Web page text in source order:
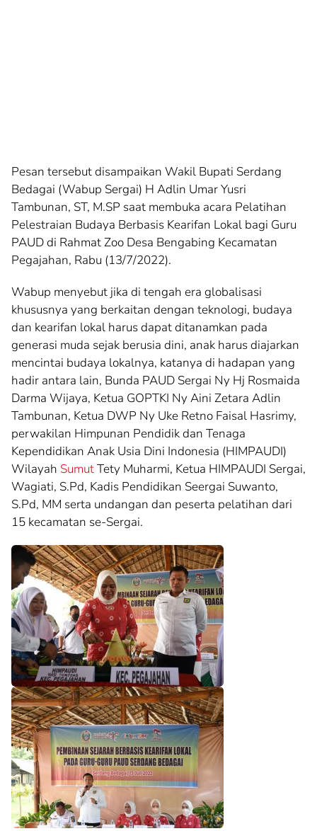
Pesan tersebut disampaikan Wakil Bupati Serdang
Bedagai (Wabup Sergai) H Adlin Umar Yusri
Tambunan, ST, M.SP saat membuka acara Pelatihan
Pelestraian Budaya Berbasis Kearifan Lokal bagi Guru
PAUD di Rahmat Zoo Desa Bengabing Kecamatan
Pegajahan, Rabu (13/7/2022).
Wabup menyebut jika di tengah era globalisasi
khususnya yang berkaitan dengan teknologi, budaya
dan kearifan lokal harus dapat ditanamkan pada
generasi muda sejak berusia dini, anak harus diajarkan
mencintai budaya lokalnya, katanya di hadapan yang
hadir antara lain, Bunda PAUD Sergai Ny Hj Rosmaida
Darma Wijaya, Ketua GOPTKI Ny Aini Zetara Adlin
Tambunan, Ketua DWP Ny Uke Retno Faisal Hasrimy,
perwakilan Himpunan Pendidik dan Tenaga
Kependidikan Anak Usia Dini Indonesia (HIMPAUDI)
Wilayah SumutTety Muharmi, Ketua HIMPAUDI Sergai,
Wagiati, S.Pd, Kadis Pendidikan Seergai Suwanto,
S.Pd, MM serta undangan dan peserta pelatihan dari
15 kecamatan se-Sergai.